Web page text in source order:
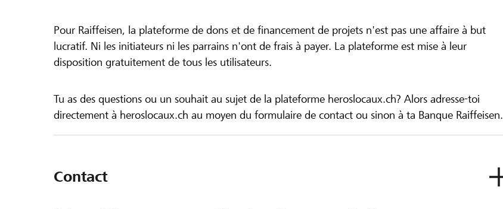
Pour Raiffeisen, la plateforme de dons et de financement de projets n'est pas une affaire à but
lucratif. Ni les initiateurs ni les parrains n'ont de frais à payer. La plateforme est mise à leur
disposition gratuitement de tous les utilisateurs.
Tu as des questions ou un souhait au sujet de la plateforme heroslocaux.ch? Alors adresse-toi
directement à heroslocaux.ch au moyen du formulaire de contact ou sinon à ta Banque Raiffeisen.
Contact